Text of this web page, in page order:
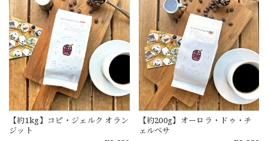
【約1kg】コピ・ジェルク オラン
ジット
【約200g】オーロラ・ドゥ・チ
ェルベサ